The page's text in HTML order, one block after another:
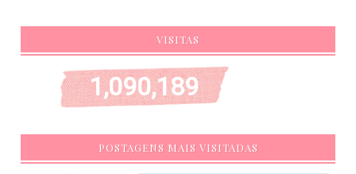
VISITAS
1,090,189
POSTAGENS MAIS VISITADAS